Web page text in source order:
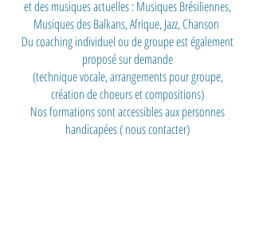
et des musiques actuelles : Musiques Brésiliennes,
Musiques des Balkans, Afrique, Jazz, Chanson
Du coaching individuel ou de groupe est également
proposé sur demande
(technique vocale, arrangements pour groupe,
création de choeurs et compositions)
Nos formations sont accessibles aux personnes
handicapées ( nous contacter)